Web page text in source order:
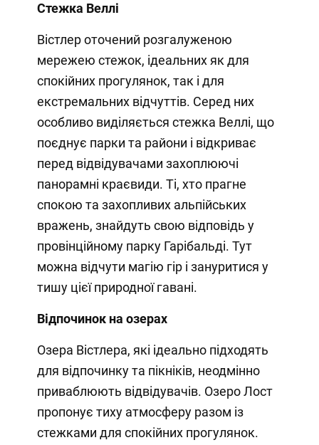
Стежка Веллі
Вістлер оточений розгалуженою
мережею стежок, ідеальних як для
спокійних прогулянок, так і для
екстремальних відчуттів. Серед них
особливо виділяється стежка Веллі, що
поєднує парки та райони і відкриває
перед відвідувачами захоплюючі
панорамні краєвиди. Ті, хто прагне
спокою та захопливих альпійських
вражень, знайдуть свою відповідь у
провінційному парку Гарібальді. Тут
можна відчути магію гір і зануритися у
тишу цієї природної гавані.
Відпочинок на озерах
Озера Вістлера, які ідеально підходять
для відпочинку та пікніків, неодмінно
приваблюють відвідувачів. Озеро Лост
пропонує тиху атмосферу разом із
стежками для спокійних прогулянок.